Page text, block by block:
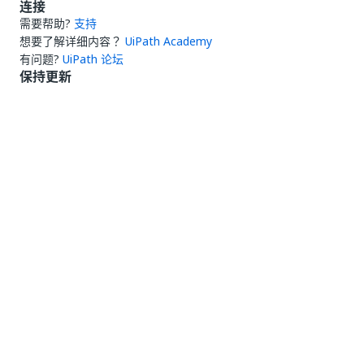
连接
需要帮助? 支持
想要了解详细内容？ UiPath Academy
有问题? UiPath 论坛
保持更新